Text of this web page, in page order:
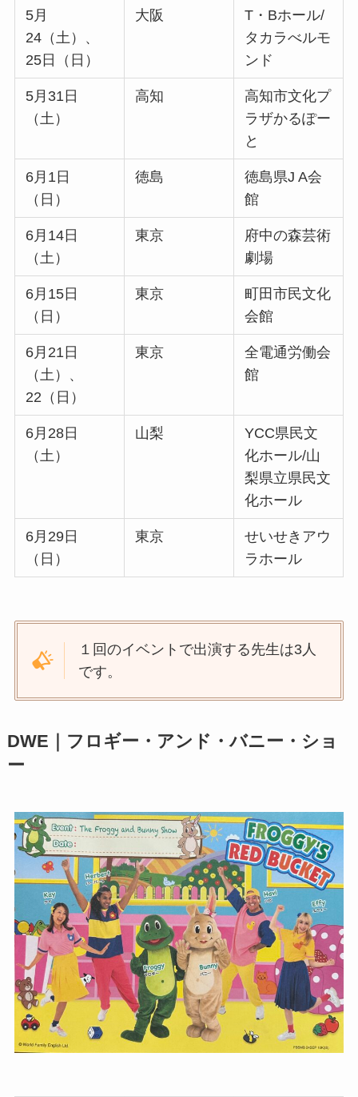
5月
24（土）、
25日（日）
大阪
T・Bホール/
タカラべルモ
ンド
5月31日
（土）
高知
高知市文化プ
ラザかるぽー
と
6月1日
（日）
徳島
徳島県J A会
館
6月14日
（土）
東京
府中の森芸術
劇場
6月15日
（日）
東京
町田市民文化
会館
6月21日
（土）、
22（日）
東京
全電通労働会
館
6月28日
（土）
山梨
YCC県民文
化ホール/山
梨県立県民文
化ホール
6月29日
（日）
東京
せいせきアウ
ラホール
１回のイベントで出演する先生は3人
です。
DWE｜フロギー・アンド・バニー・ショ
ー